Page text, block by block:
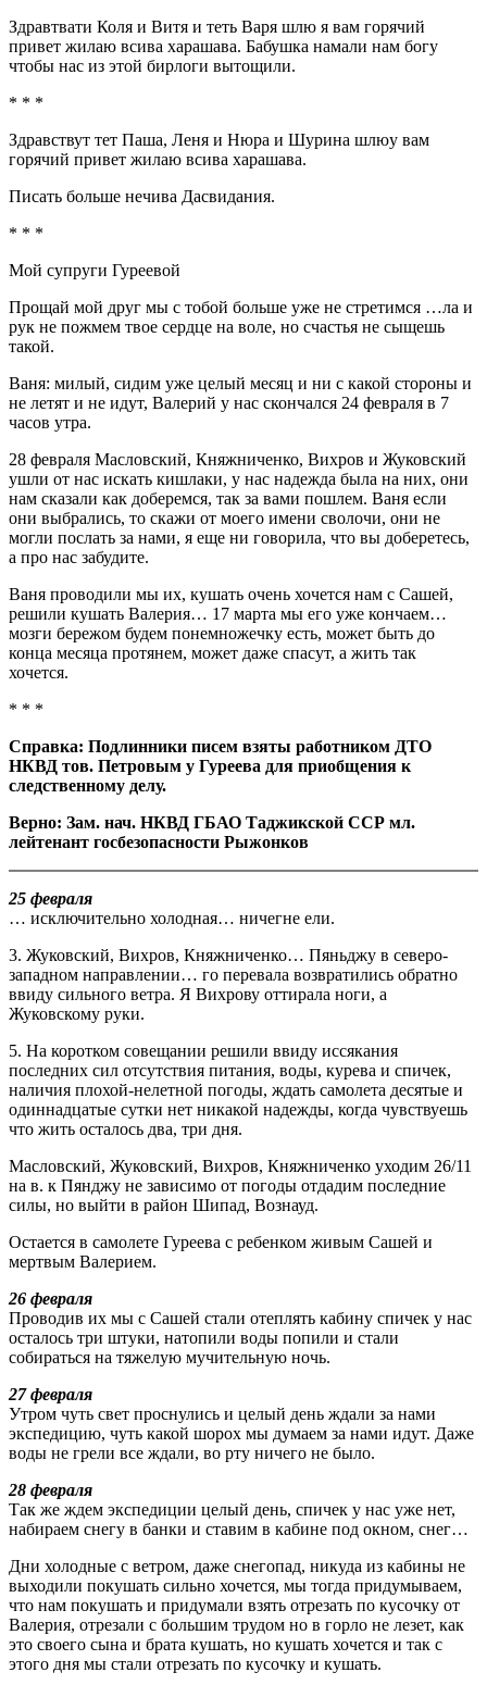
Здравтвати Коля и Витя и теть Варя шлю я вам горячий
привет жилаю всива харашава. Бабушка намали нам богу
чтобы нас из этой бирлоги вытощили.
* * *
Здравствут тет Паша, Леня и Нюра и Шурина шлюу вам
горячий привет жилаю всива харашава.
Писать больше нечива Дасвидания.
* * *
Мой супруги Гуреевой
Прощай мой друг мы с тобой больше уже не стретимся …ла и
рук не пожмем твое сердце на воле, но счастья не сыщешь
такой.
Ваня: милый, сидим уже целый месяц и ни с какой стороны и
не летят и не идут, Валерий у нас скончался 24 февраля в 7
часов утра.
28 февраля Масловский, Княжниченко, Вихров и Жуковский
ушли от нас искать кишлаки, у нас надежда была на них, они
нам сказали как доберемся, так за вами пошлем. Ваня если
они выбрались, то скажи от моего имени сволочи, они не
могли послать за нами, я еще ни говорила, что вы доберетесь,
а про нас забудите.
Ваня проводили мы их, кушать очень хочется нам с Сашей,
решили кушать Валерия… 17 марта мы его уже кончаем…
мозги бережом будем понемножечку есть, может быть до
конца месяца протянем, может даже спасут, а жить так
хочется.
* * *
Справка: Подлинники писем взяты работником ДТО
НКВД тов. Петровым у Гуреева для приобщения к
следственному делу.
Верно: Зам. нач. НКВД ГБАО Таджикской ССР мл.
лейтенант госбезопасности Рыжонков
25 февраля
… исключительно холодная… ничегне ели.
3. Жуковский, Вихров, Княжниченко… Пяньджу в северо-
западном направлении… го перевала возвратились обратно
ввиду сильного ветра. Я Вихрову оттирала ноги, а
Жуковскому руки.
5. На коротком совещании решили ввиду иссякания
последних сил отсутствия питания, воды, курева и спичек,
наличия плохой-нелетной погоды, ждать самолета десятые и
одиннадцатые сутки нет никакой надежды, когда чувствуешь
что жить осталось два, три дня.
Масловский, Жуковский, Вихров, Княжниченко уходим 26/11
на в. к Пянджу не зависимо от погоды отдадим последние
силы, но выйти в район Шипад, Вознауд.
Остается в самолете Гуреева с ребенком живым Сашей и
мертвым Валерием.
26 февраля
Проводив их мы с Сашей стали отеплять кабину спичек у нас
осталось три штуки, натопили воды попили и стали
собираться на тяжелую мучительную ночь.
27 февраля
Утром чуть свет проснулись и целый день ждали за нами
экспедицию, чуть какой шорох мы думаем за нами идут. Даже
воды не грели все ждали, во рту ничего не было.
28 февраля
Так же ждем экспедиции целый день, спичек у нас уже нет,
набираем снегу в банки и ставим в кабине под окном, снег…
Дни холодные с ветром, даже снегопад, никуда из кабины не
выходили покушать сильно хочется, мы тогда придумываем,
что нам покушать и придумали взять отрезать по кусочку от
Валерия, отрезали с большим трудом но в горло не лезет, как
это своего сына и брата кушать, но кушать хочется и так с
этого дня мы стали отрезать по кусочку и кушать.